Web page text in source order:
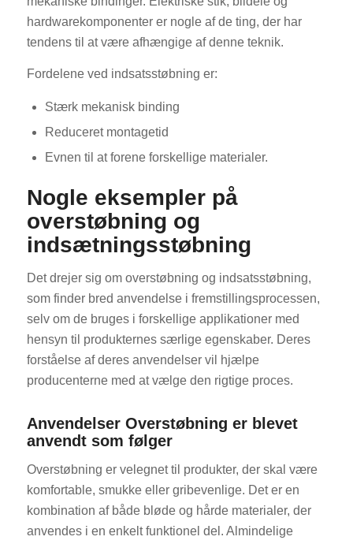
hardwarekomponenter er nogle af de ting, der har
tendens til at være afhængige af denne teknik.
Fordelene ved indsatsstøbning er:
Stærk mekanisk binding
Reduceret montagetid
Evnen til at forene forskellige materialer.
Nogle eksempler på
overstøbning og
indsætningsstøbning
Det drejer sig om overstøbning og indsatsstøbning,
som finder bred anvendelse i fremstillingsprocessen,
selv om de bruges i forskellige applikationer med
hensyn til produkternes særlige egenskaber. Deres
forståelse af deres anvendelser vil hjælpe
producenterne med at vælge den rigtige proces.
Anvendelser Overstøbning er blevet
anvendt som følger
Overstøbning er velegnet til produkter, der skal være
komfortable, smukke eller gribevenlige. Det er en
kombination af både bløde og hårde materialer, der
anvendes i en enkelt funktionel del. Almindelige